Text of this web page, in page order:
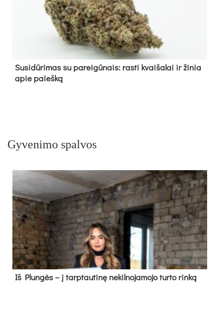
Su­si­dū­ri­mas su pa­rei­gū­nais: ras­ti kvai­ša­lai ir ži­nia
apie paieš­ką
Gyvenimo spalvos
Iš Plungės – į tarptautinę nekilnojamojo turto rinką